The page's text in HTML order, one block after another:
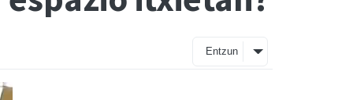
Entzun